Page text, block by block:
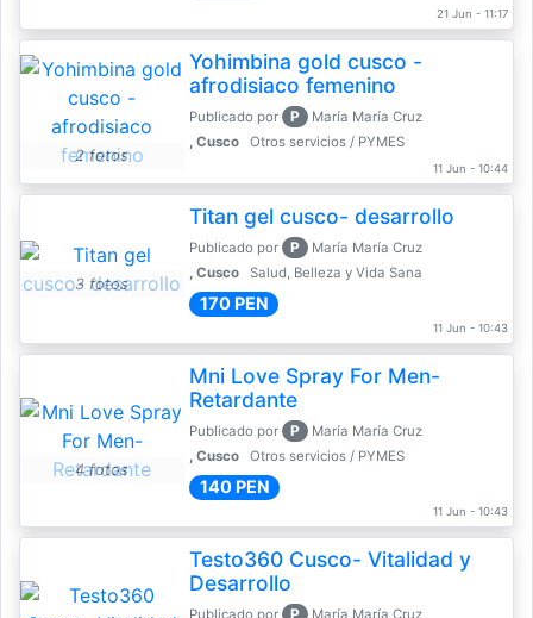
21 Jun - 11:17
2 fotos
Yohimbina gold cusco -
afrodisiaco femenino
Publicado por P
María María Cruz
, Cusco
Otros servicios / PYMES
11 Jun - 10:44
3 fotos
Titan gel cusco- desarrollo
Publicado por P
María María Cruz
, Cusco
Salud, Belleza y Vida Sana
170 PEN
11 Jun - 10:43
4 fotos
Mni Love Spray For Men-
Retardante
Publicado por P
María María Cruz
, Cusco
Otros servicios / PYMES
140 PEN
11 Jun - 10:43
Testo360 Cusco- Vitalidad y
Desarrollo
P